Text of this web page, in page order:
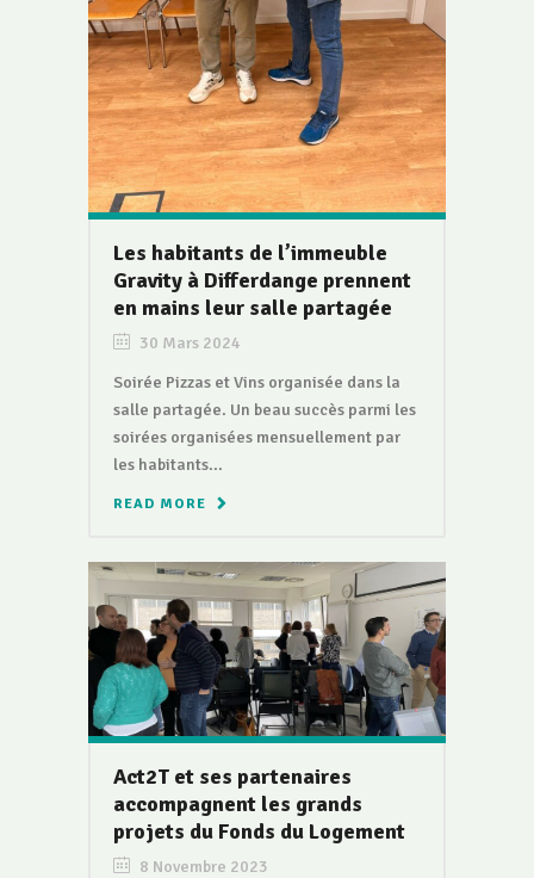
Les habitants de l’immeuble
Gravity à Differdange prennent
en mains leur salle partagée
30 Mars 2024
Soirée Pizzas et Vins organisée dans la
salle partagée. Un beau succès parmi les
soirées organisées mensuellement par
les habitants...
READ MORE
Act2T et ses partenaires
accompagnent les grands
projets du Fonds du Logement
8 Novembre 2023